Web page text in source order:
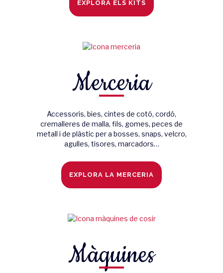
EXPLORA ELS KITS
Merceria
Accessoris, bies, cintes de cotó, cordó,
cremalleres de malla, fils, gomes, peces de
metall i de plàstic per a bosses, snaps, velcro,
agulles, tisores, marcadors…
EXPLORA LA MERCERIA
Màquines